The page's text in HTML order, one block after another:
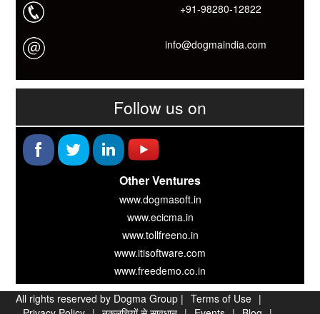
+91-98280-12822
info@dogmaindia.com
Follow us on
Other Ventures
www.dogmasoft.in
www.ecicma.in
www.tollfreeno.in
www.itisoftware.com
www.freedemo.co.in
All rights reserved by Dogma Group | Terms of Use |